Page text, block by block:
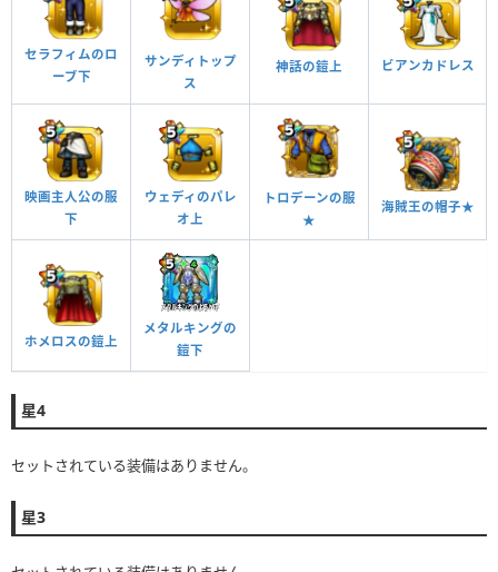
セラフィムのロ
ーブ下
サンディトップ
ス
神話の鎧上 ビアンカドレス
映画主人公の服
下
ウェディのパレ
オ上
トロデーンの服
★
海賊王の帽子★
ホメロスの鎧上
メタルキングの
鎧下
星4
セットされている装備はありません。
星3